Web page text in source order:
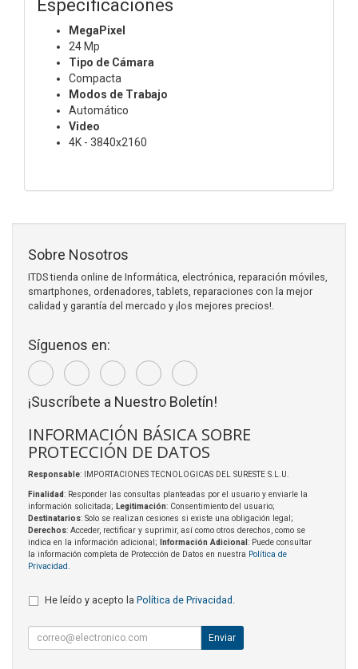
Especificaciones
MegaPixel
24 Mp
Tipo de Cámara
Compacta
Modos de Trabajo
Automático
Video
4K - 3840x2160
Sobre Nosotros
ITDS tienda online de Informática, electrónica, reparación móviles,
smartphones, ordenadores, tablets, reparaciones con la mejor
calidad y garantía del mercado y ¡los mejores precios!.
Síguenos en:
¡Suscríbete a Nuestro Boletín!
INFORMACIÓN BÁSICA SOBRE
PROTECCIÓN DE DATOS
Responsable: IMPORTACIONES TECNOLOGICAS DEL SURESTE S.L.U.
Finalidad: Responder las consultas planteadas por el usuario y enviarle la
información solicitada; Legitimación: Consentimiento del usuario;
Destinatarios: Solo se realizan cesiones si existe una obligación legal;
Derechos: Acceder, rectificar y suprimir, así como otros derechos, como se
indica en la información adicional;
Información Adicional : Puede consultar
la información completa de Protección de Datos en nuestra Política de
Privacidad
He leído y acepto la Política de Privacidad
Enviar